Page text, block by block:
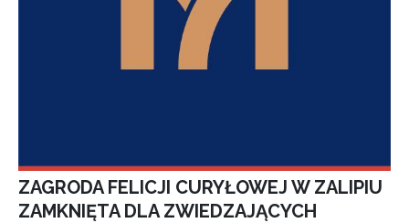
ZAGRODA FELICJI CURYŁOWEJ W ZALIPIU
ZAMKNIĘTA DLA ZWIEDZAJĄCYCH